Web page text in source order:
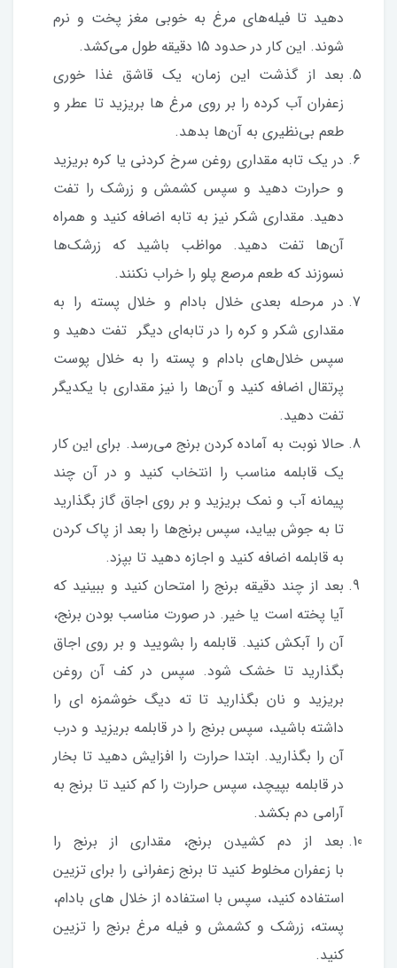
دهید تا فیله‌های مرغ به خوبی مغز پخت و نرم
شوند. این کار در حدود 15 دقیقه طول می‌کشد.
بعد از گذشت این زمان، یک قاشق غذا خوری
زعفران آب کرده را بر روی مرغ ها بریزید تا عطر و
طعم بی‌نظیری به آن‌ها بدهد.
در یک تابه مقداری روغن سرخ کردنی یا کره بریزید
و حرارت دهید و سپس کشمش و زرشک را تفت
دهید. مقداری شکر نیز به تابه اضافه کنید و همراه
آن‌ها تفت دهید. مواظب باشید که زرشک‌ها
نسوزند که طعم مرصع پلو را خراب نکنند.
در مرحله بعدی خلال بادام و خلال پسته را به
مقداری شکر و کره را در تابه‌ای دیگر تفت دهید و
سپس خلال‌های بادام و پسته را به خلال پوست
پرتقال اضافه کنید و آن‌ها را نیز مقداری با یکدیگر
تفت دهید.
حالا نوبت به آماده کردن برنج می‌رسد. برای این کار
یک قابلمه مناسب را انتخاب کنید و در آن چند
پیمانه آب و نمک بریزید و بر روی اجاق گاز بگذارید
تا به جوش بیاید، سپس برنج‌ها را بعد از پاک کردن
به قابلمه اضافه کنید و اجازه دهید تا بپزد.
بعد از چند دقیقه برنج را امتحان کنید و ببینید که
آیا پخته است یا خیر. در صورت مناسب بودن برنج،
آن را آبکش کنید. قابلمه را بشویید و بر روی اجاق
بگذارید تا خشک شود. سپس در کف آن روغن
بریزید و نان بگذارید تا ته دیگ خوشمزه ای را
داشته باشید، سپس برنج را در قابلمه بریزید و درب
آن را بگذارید. ابتدا حرارت را افزایش دهید تا بخار
در قابلمه بپیچد، سپس حرارت را کم کنید تا برنج به
آرامی دم بکشد.
بعد از دم کشیدن برنج، مقداری از برنج را
با زعفران مخلوط کنید تا برنج زعفرانی را برای تزیین
استفاده کنید، سپس با استفاده از خلال های بادام،
پسته، زرشک و کشمش و فیله مرغ برنج را تزیین
کنید.